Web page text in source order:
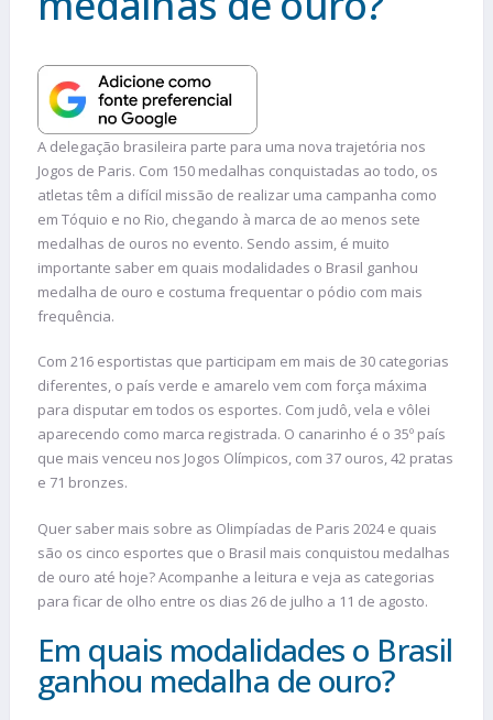
A delegação brasileira parte para uma nova trajetória nos
Jogos de Paris. Com 150 medalhas conquistadas ao todo, os
atletas têm a difícil missão de realizar uma campanha como
em Tóquio e no Rio, chegando à marca de ao menos sete
medalhas de ouros no evento. Sendo assim, é muito
importante saber em quais modalidades o Brasil ganhou
medalha de ouro e costuma frequentar o pódio com mais
frequência.
Com 216 esportistas que participam em mais de 30 categorias
diferentes, o país verde e amarelo vem com força máxima
para disputar em todos os esportes. Com judô, vela e vôlei
aparecendo como marca registrada. O canarinho é o 35º país
que mais venceu nos Jogos Olímpicos, com 37 ouros, 42 pratas
e 71 bronzes.
Quer saber mais sobre as Olimpíadas de Paris 2024 e quais
são os cinco esportes que o Brasil mais conquistou medalhas
de ouro até hoje? Acompanhe a leitura e veja as categorias
para ficar de olho entre os dias 26 de julho a 11 de agosto.
Em quais modalidades o Brasil
ganhou medalha de ouro?